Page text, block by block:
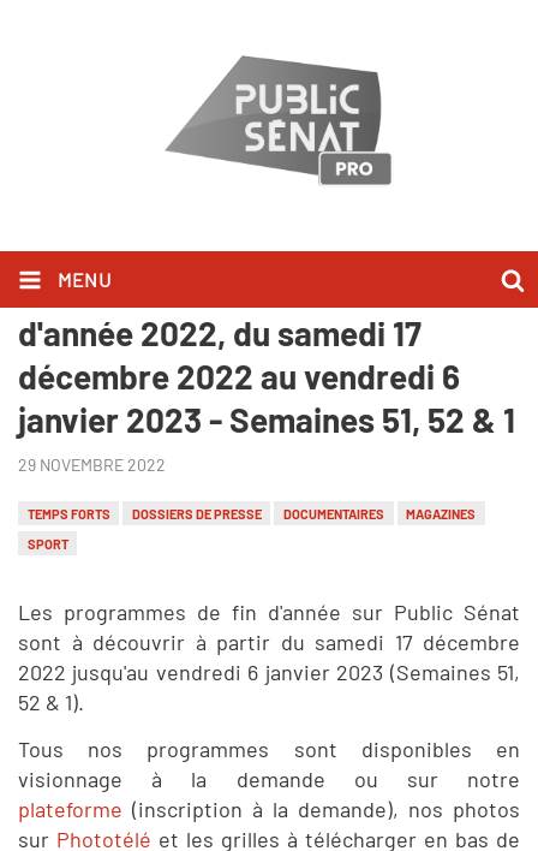
MENU
Dossier de presse Grille de fin
d'année 2022, du samedi 17
décembre 2022 au vendredi 6
janvier 2023 - Semaines 51, 52 & 1
29 NOVEMBRE 2022
TEMPS FORTS DOSSIERS DE PRESSE DOCUMENTAIRES
MAGAZINES
SPORT
Les programmes de fin d'année sur Public Sénat
sont à découvrir à partir du samedi 17 décembre
2022 jusqu'au vendredi 6 janvier 2023 (Semaines 51,
52 & 1).
Tous nos programmes sont disponibles en
visionnage à la demande ou sur notre
plateforme (inscription à la demande), nos photos
sur Phototélé et les grilles à télécharger en bas de